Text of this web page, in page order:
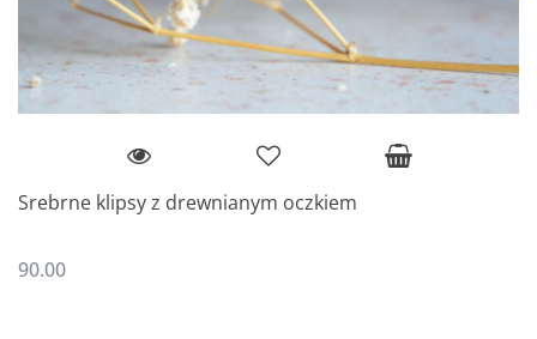
Srebrne klipsy z drewnianym oczkiem
90.00